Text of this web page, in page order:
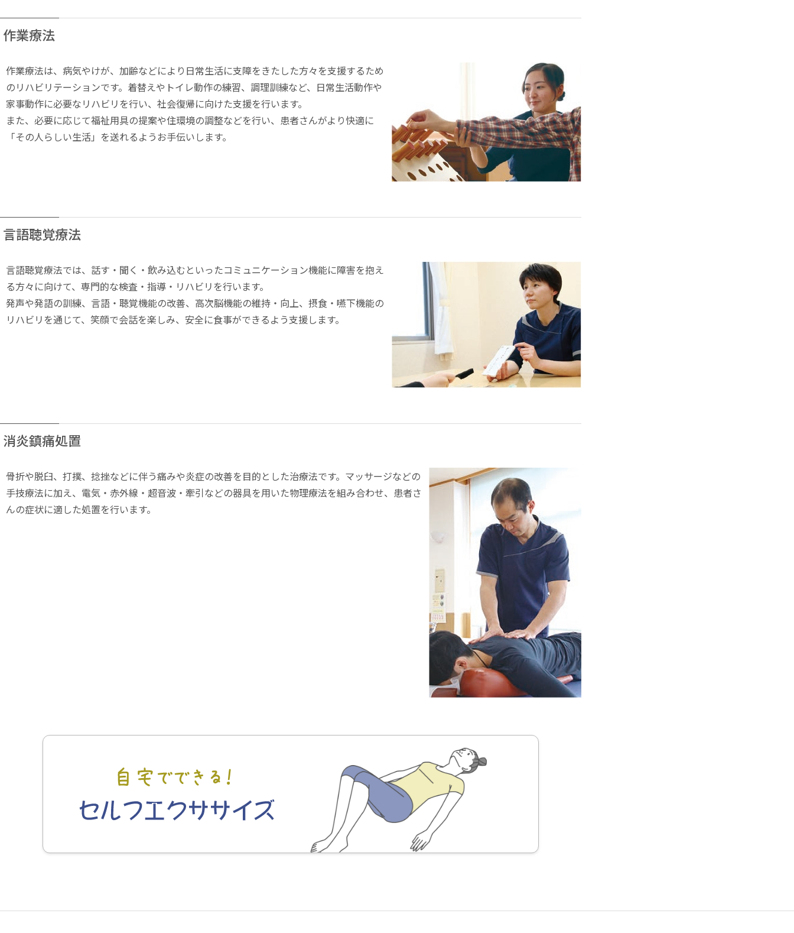
作業療法
作業療法は、病気やけが、加齢などにより日常生活に支障をきたした方々を支援するため
のリハビリテーションです。着替えやトイレ動作の練習、調理訓練など、日常生活動作や
家事動作に必要なリハビリを行い、社会復帰に向けた支援を行います。
また、必要に応じて福祉用具の提案や住環境の調整などを行い、患者さんがより快適に
「その人らしい生活」を送れるようお手伝いします。
言語聴覚療法
言語聴覚療法では、話す・聞く・飲み込むといったコミュニケーション機能に障害を抱え
る方々に向けて、専門的な検査・指導・リハビリを行います。
発声や発語の訓練、言語・聴覚機能の改善、高次脳機能の維持・向上、摂食・嚥下機能の
リハビリを通じて、笑顔で会話を楽しみ、安全に食事ができるよう支援します。
消炎鎮痛処置
骨折や脱臼、打撲、捻挫などに伴う痛みや炎症の改善を目的とした治療法です。マッサージなどの
手技療法に加え、電気・赤外線・超音波・牽引などの器具を用いた物理療法を組み合わせ、患者さ
んの症状に適した処置を行います。